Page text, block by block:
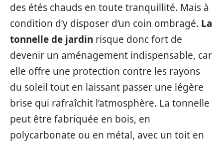
des étés chauds en toute tranquillité. Mais à
condition d’y disposer d’un coin ombragé. La
tonnelle de jardin risque donc fort de
devenir un aménagement indispensable, car
elle offre une protection contre les rayons
du soleil tout en laissant passer une légère
brise qui rafraîchit l’atmosphère. La tonnelle
peut être fabriquée en bois, en
polycarbonate ou en métal, avec un toit en